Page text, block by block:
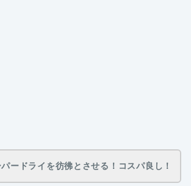
ードライを彷彿とさせる！コスパ良し！